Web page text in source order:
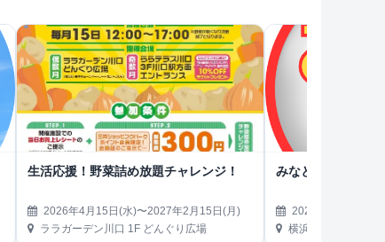
生活応援！野菜詰め放題チャレンジ！
2026年4月15日(水)〜2027年2月15日(月)
ララガーデン川口 1F どんぐり広場
みなとみらい熱気
2026年4月19日(
横浜ハンマーヘッド第3駐